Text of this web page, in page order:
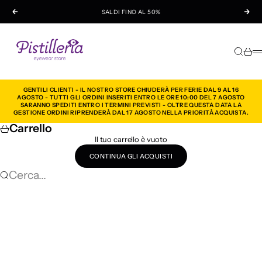
Precedente
SALDI FINO AL 50%
Cerca
GENTILI CLIENTI - IL NOSTRO STORE CHIUDERÀ PER FERIE DAL 9 AL 16
AGOSTO - TUTTI GLI ORDINI INSERITI ENTRO LE ORE 10:00 DEL 7 AGOSTO
SARANNO SPEDITI ENTRO I TERMINI PREVISTI - OLTRE QUESTA DATA LA
GESTIONE ORDINI RIPRENDERÀ DAL 17 AGOSTO NELLA PRIORITÀ ACQUISTA.
Carrello
Il tuo carrello è vuoto
CONTINUA GLI ACQUISTI
Cerca...